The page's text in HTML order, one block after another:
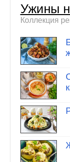
Ужины
Коллекция